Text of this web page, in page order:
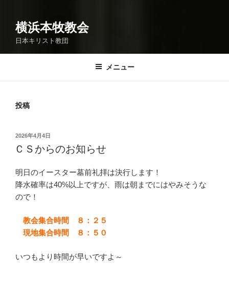
横浜本牧教会
日本キリスト教団
メニュー
投稿
投
稿
日:
2026年4月4日
ＣＳからのお知らせ
明日のイースター墓前礼拝は決行します！
降水確率は40%以上ですが、雨は朝までにはやみそうな
ので！
教会集合時間 ８：２５
現地集合時間 ８：５０
いつもより時間が早いですよ～